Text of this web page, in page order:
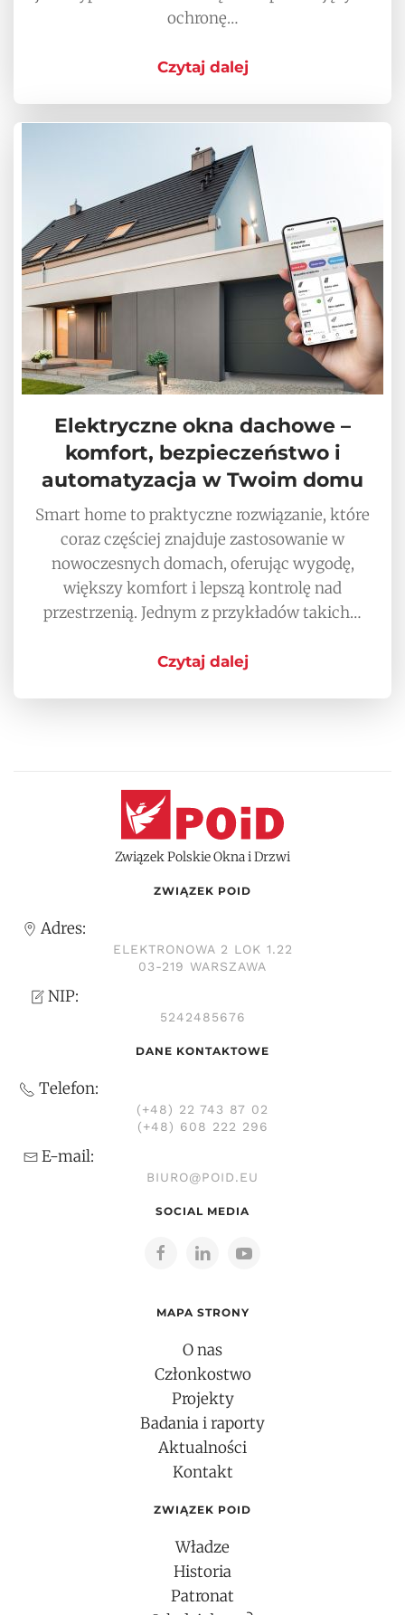
ochronę…
Czytaj dalej
Elektryczne okna dachowe –
komfort, bezpieczeństwo i
automatyzacja w Twoim domu
Smart home to praktyczne rozwiązanie, które
coraz częściej znajduje zastosowanie w
nowoczesnych domach, oferując wygodę,
większy komfort i lepszą kontrolę nad
przestrzenią. Jednym z przykładów takich…
Czytaj dalej
Związek Polskie Okna i Drzwi
ZWIĄZEK POID
Adres:
ELEKTRONOWA 2 LOK 1.22
03-219 WARSZAWA
NIP:
5242485676
DANE KONTAKTOWE
Telefon:
(+48) 22 743 87 02
(+48) 608 222 296
E-mail:
BIURO@POID.EU
SOCIAL MEDIA
MAPA STRONY
O nas
Członkostwo
Projekty
Badania i raporty
Aktualności
Kontakt
ZWIĄZEK POID
Władze
Historia
Patronat